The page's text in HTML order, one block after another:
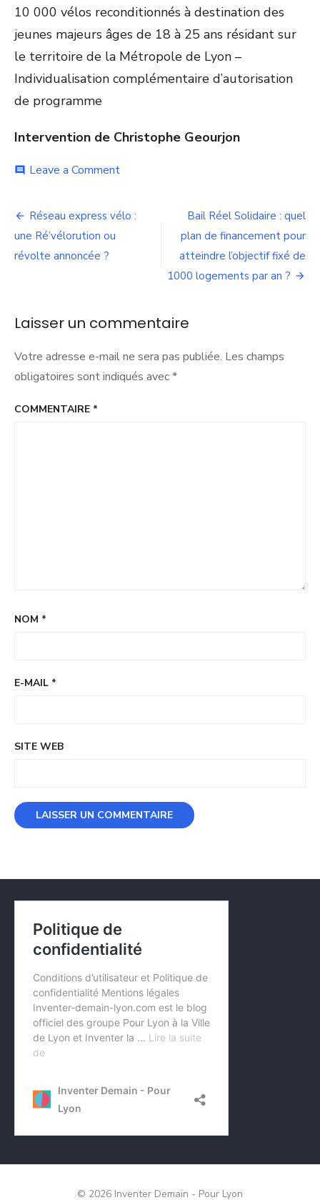
10 000 vélos reconditionnés à destination des
jeunes majeurs âges de 18 à 25 ans résidant sur
le territoire de la Métropole de Lyon –
Individualisation complémentaire d’autorisation
de programme
Intervention de Christophe Geourjon
comment Leave a Commenton
vélos
fleurir
une
flotte
de
Navigation
de
l’article
Réseau express vélo :
une Ré’vélorution ou
révolte annoncée ?
Bail Réel Solidaire : quel
plan de financement pour
atteindre l’objectif fixé de
1000 logements par an ?
Laisser un commentaire
Votre adresse e-mail ne sera pas publiée. Les champs
obligatoires sont indiqués avec*
COMMENTAIRE *
NOM *
E-MAIL *
SITE WEB
© 2026 Inventer Demain - Pour Lyon